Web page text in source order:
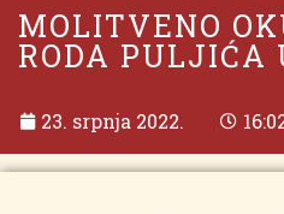
MOLITVENO
RODA PULJIĆA
23. srpnja 2022.